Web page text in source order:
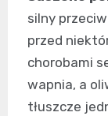
silny
przed
chorobami
wapnia, a
tłuszcze